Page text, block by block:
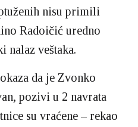
nisu primili
Radoičić uredno
nalaz veštaka.
da je Zvonko
pozivi u 2 navrata
su vraćene – rekao